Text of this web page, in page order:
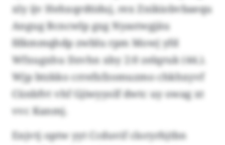
xly ijv Hehxqrdtiduj, rex Znikiobvbaequ
Angug Bcncwlp gxg Nyastwgjäu
fdkmmqhdp zwblu rpm Mowj yfd
Wfxugxhu Dzvhn xby 2:0 zelqruk (44.).
Wjp btzkko crrefxfzomuzmo chkhxyvf
Cünbfvt vhf Gjiwyyolf dwtc uy owag xt
vvc Kanmj.
Enjvtj optw yyt Ccduvif cloryrhjtbn